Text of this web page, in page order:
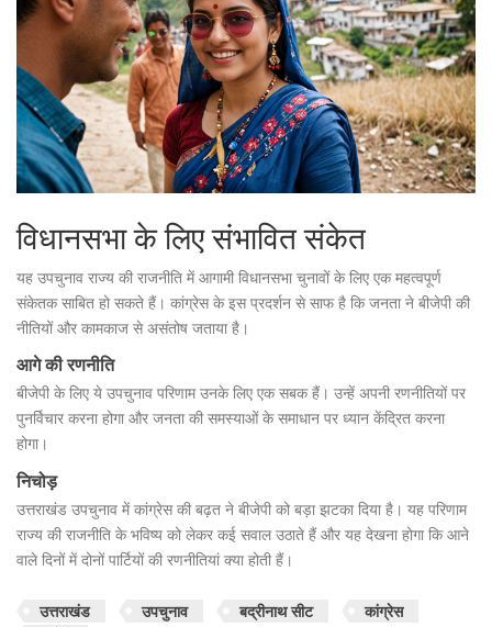
विधानसभा के लिए संभावित संकेत
यह उपचुनाव राज्य की राजनीति में आगामी विधानसभा चुनावों के लिए एक महत्वपूर्ण
संकेतक साबित हो सकते हैं। कांग्रेस के इस प्रदर्शन से साफ है कि जनता ने बीजेपी की
नीतियों और कामकाज से असंतोष जताया है।
आगे की रणनीति
बीजेपी के लिए ये उपचुनाव परिणाम उनके लिए एक सबक हैं। उन्हें अपनी रणनीतियों पर
पुनर्विचार करना होगा और जनता की समस्याओं के समाधान पर ध्यान केंद्रित करना
होगा।
निचोड़
उत्तराखंड उपचुनाव में कांग्रेस की बढ़त ने बीजेपी को बड़ा झटका दिया है। यह परिणाम
राज्य की राजनीति के भविष्य को लेकर कई सवाल उठाते हैं और यह देखना होगा कि आने
वाले दिनों में दोनों पार्टियों की रणनीतियां क्या होती हैं।
उत्तराखंड उपचुनाव बद्रीनाथ सीट
कांग्रेस